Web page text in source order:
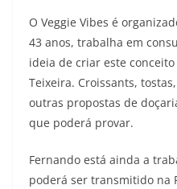
O Veggie Vibes é
43 anos, trabalha em
ideia de criar este
Teixeira. Croissants,
outras propostas de
que poderá provar.
Fernando está ainda a
poderá ser transmitido na